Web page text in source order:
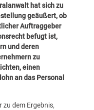
hat sich zu
geäußert, ob
Auftraggeber
befugt ist,
und deren
zu
einen
an das Personal
zu dem Ergebnis,